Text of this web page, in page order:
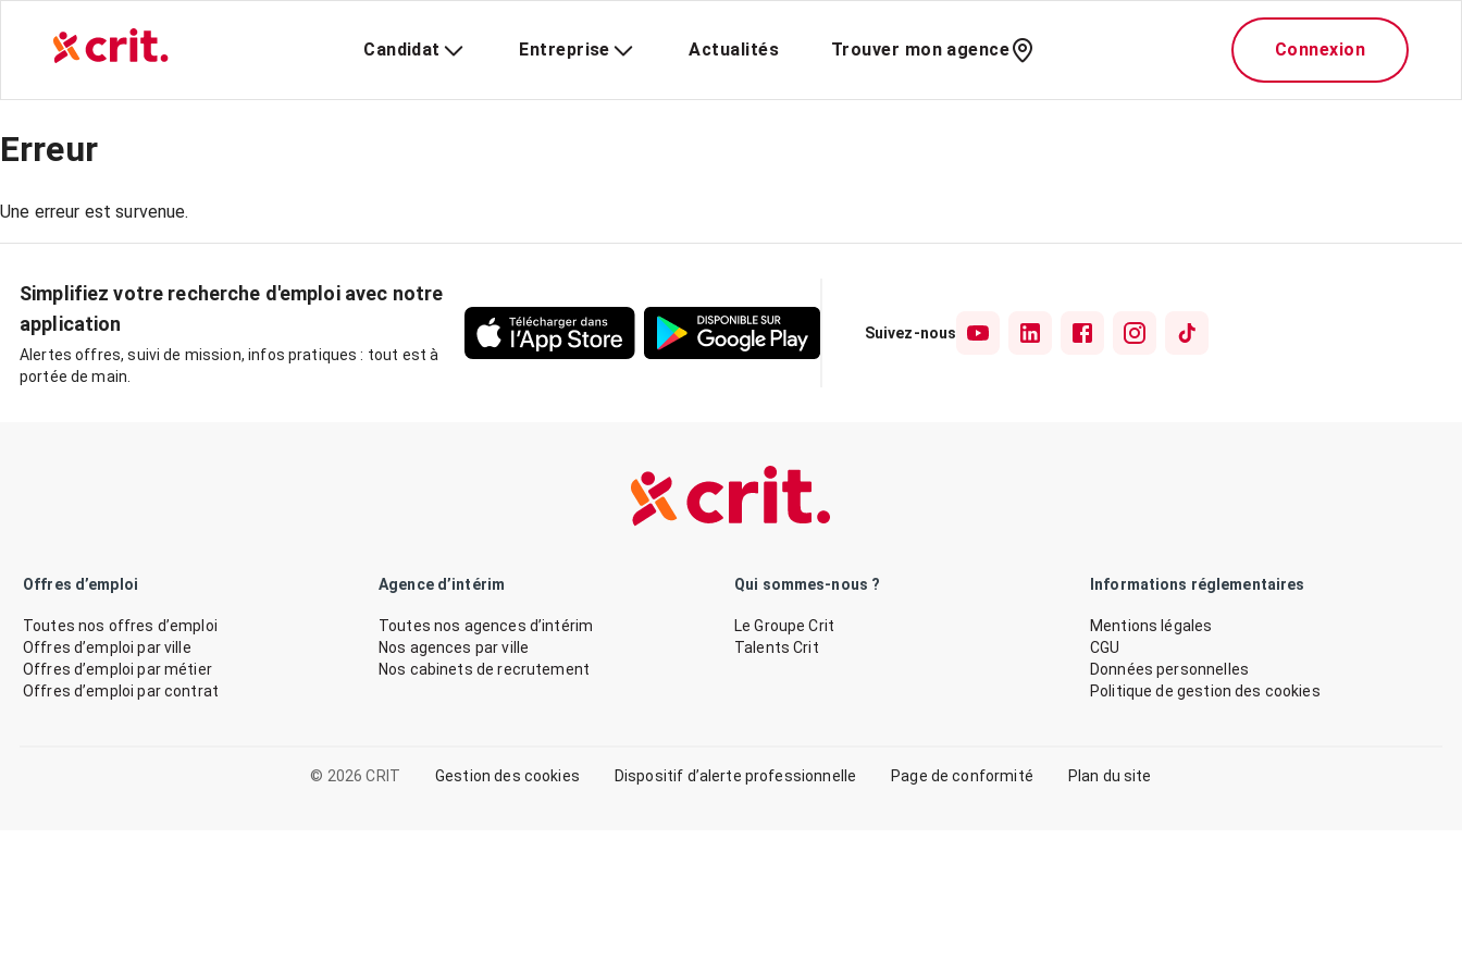
Candidat Entreprise Actualités Trouver mon agence Connexion
Erreur
Une erreur est survenue.
Simplifiez votre recherche d'emploi avec notre
application
Alertes offres, suivi de mission, infos pratiques : tout est à
portée de main.
Suivez-nous
Offres d’emploi
Toutes nos offres d’emploi
Offres d’emploi par ville
Offres d’emploi par métier
Offres d’emploi par contrat
Agence d’intérim
Toutes nos agences d’intérim
Nos agences par ville
Nos cabinets de recrutement
Qui sommes-nous ?
Le Groupe Crit
Talents Crit
Informations réglementaires
Mentions légales
CGU
Données personnelles
Politique de gestion des cookies
© 2026 CRIT Gestion des cookies Dispositif d’alerte professionnelle Page de conformité Plan du site